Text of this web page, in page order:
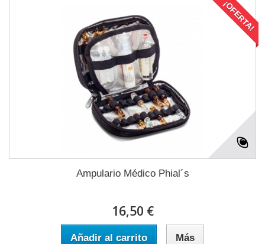
¡OFERTA!
Ampulario Médico Phial´s
16,50 €
Añadir al carrito Más